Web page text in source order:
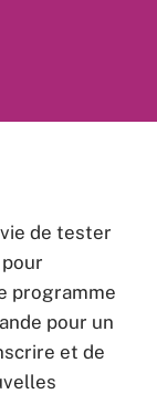
de tester
programme
pour un
et de